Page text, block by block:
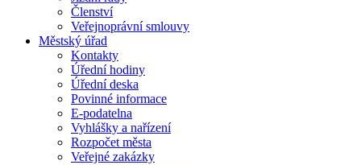
Členství
Veřejnoprávní smlouvy
Městský úřad
Kontakty
Úřední hodiny
Úřední deska
Povinné informace
E-podatelna
Vyhlášky a nařízení
Rozpočet města
Veřejné zakázky